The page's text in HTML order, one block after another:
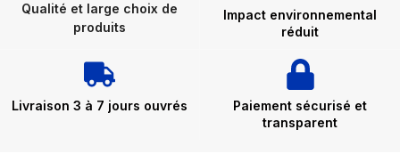
Qualité et large choix de
produits
Impact environnemental
réduit
Livraison 3 à 7 jours ouvrés
Paiement sécurisé et
transparent